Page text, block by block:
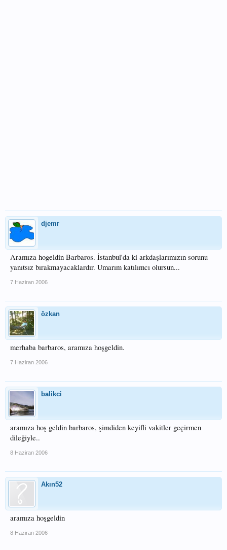
djemr
Aramıza hogeldin Barbaros. İstanbul'da ki arkdaşlarımızın sorunu
yanıtsız bırakmayacaklardır. Umarım katılımcı olursun...
7 Haziran 2006
özkan
merhaba barbaros, aramıza hoşgeldin.
7 Haziran 2006
balikci
aramıza hoş geldin barbaros, şimdiden keyifli vakitler geçirmen
dileğiyle..
8 Haziran 2006
Akın52
aramıza hoşgeldin
8 Haziran 2006